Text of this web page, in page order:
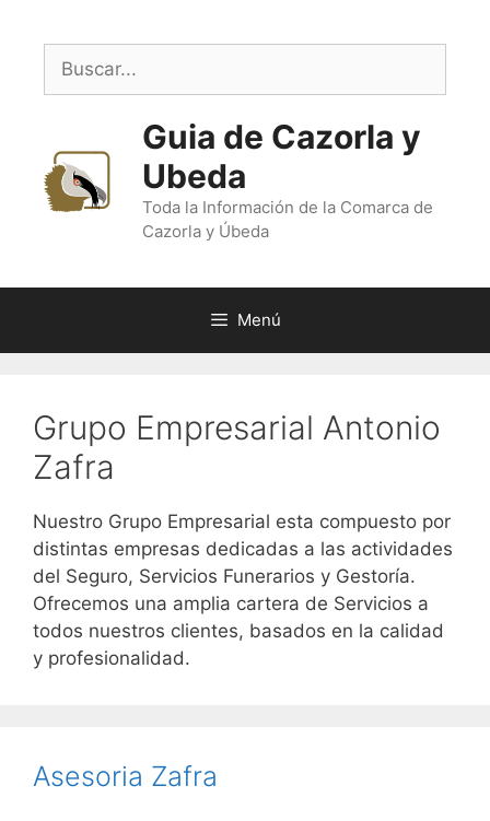
contenido
Buscar:
Guia de Cazorla y
Ubeda
Toda la Información de la Comarca de
Cazorla y Úbeda
Menú
Grupo Empresarial Antonio
Zafra
Nuestro Grupo Empresarial esta compuesto por
distintas empresas dedicadas a las actividades
del Seguro, Servicios Funerarios y Gestoría.
Ofrecemos una amplia cartera de Servicios a
todos nuestros clientes, basados en la calidad
y profesionalidad.
Asesoria Zafra